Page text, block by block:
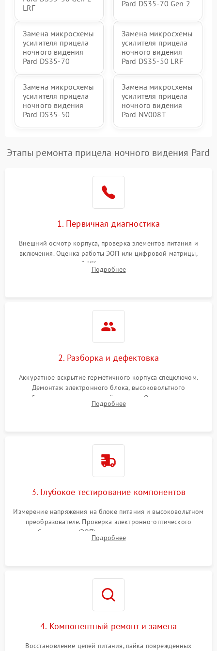
LRF
Pard DS35-70 Gen 2
Замена микросхемы
усилителя прицела
ночного видения
Pard DS35-70
Замена микросхемы
усилителя прицела
ночного видения
Pard DS35-50 LRF
Замена микросхемы
усилителя прицела
ночного видения
Pard DS35-50
Замена микросхемы
усилителя прицела
ночного видения
Pard NV008T
Этапы ремонта прицела ночного видения Pard
1. Первичная диагностика
Внешний осмотр корпуса, проверка элементов питания и
включения. Оценка работы ЭОП или цифровой матрицы,
проверка встроенной ИК-подсветки и механизма выверки
прицельной сетки. Выявление видимых дефектов оптики и
Подробнее
2. Разборка и дефектовка
Аккуратное вскрытие герметичного корпуса спецключом.
Демонтаж электронного блока, высоковольтного
преобразователя и оптической системы. Осмотр контактов
на окисление и проверка целостности уплотнительных
Подробнее
3. Глубокое тестирование компонентов
Измерение напряжения на блоке питания и высоковольтном
преобразователе. Проверка электронно-оптического
преобразователя (ЭОП) на стенде на предмет эмиссии,
шумов и засветок. Диагностика микросхем цифровых
Подробнее
4. Компонентный ремонт и замена
Восстановление цепей питания, пайка поврежденных